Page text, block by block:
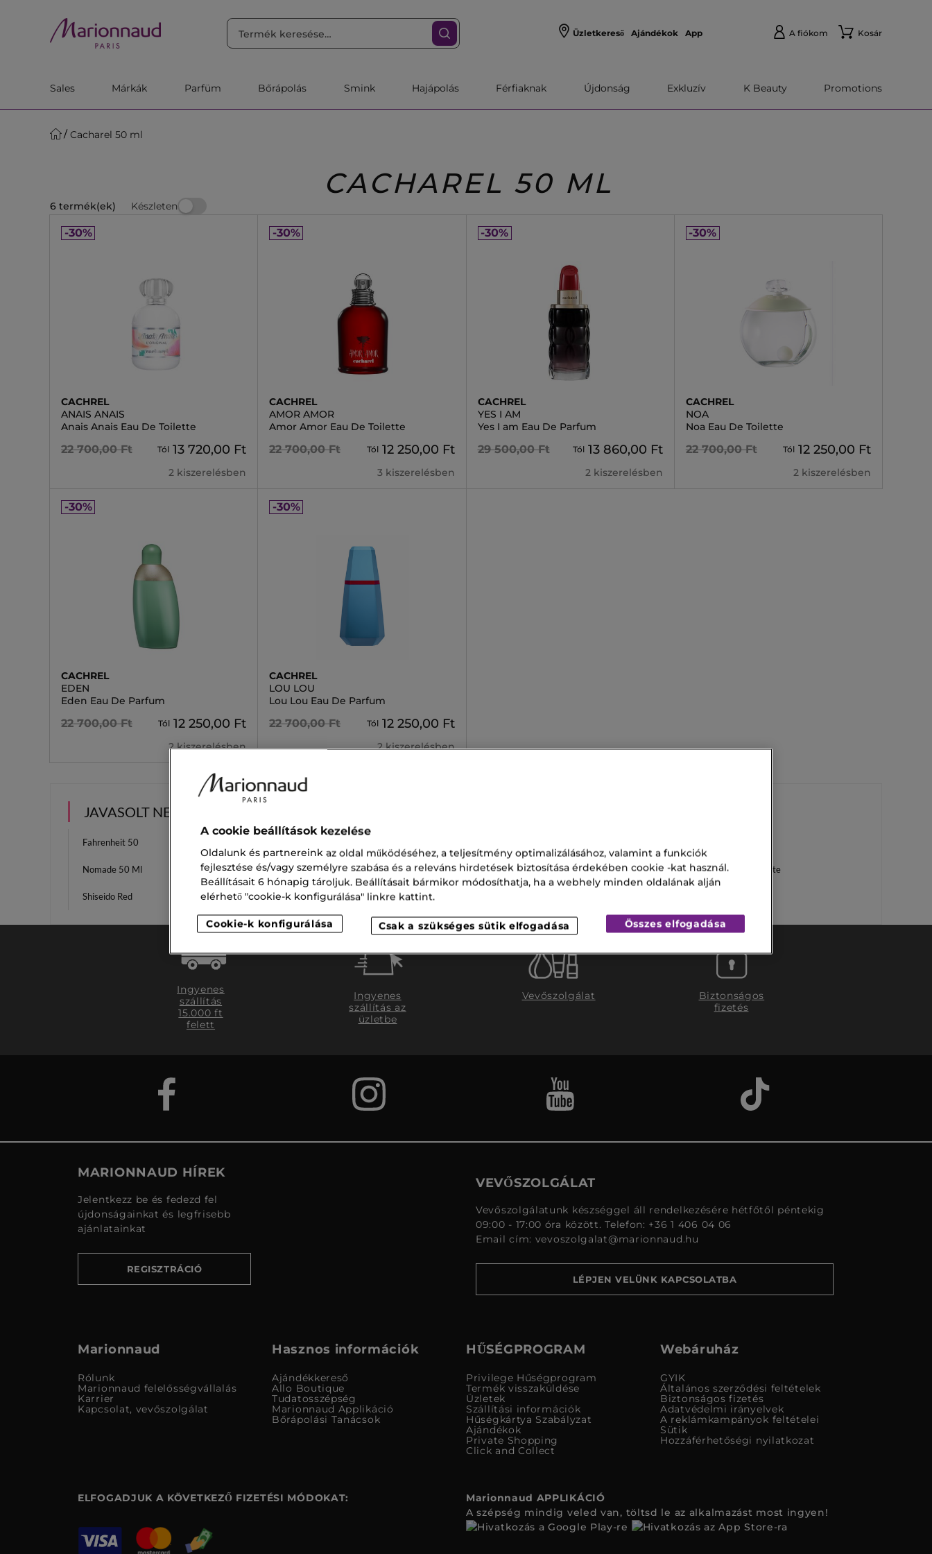
Üzletkereső Ajándékok App A fiókom Kosár
Sales Márkák Parfüm Bőrápolás Smink Hajápolás Férfiaknak Újdonság Exkluzív K Beauty Promotions
Cacharel 50 ml
CACHAREL 50 ML
6 termék(ek) Készleten
-30%
CACHREL
ANAIS ANAIS
Anais Anais Eau De Toilette
22 700,00 Ft Tól 13 720,00 Ft
2 kiszerelésben
-30%
CACHREL
AMOR AMOR
Amor Amor Eau De Toilette
22 700,00 Ft Tól 12 250,00 Ft
3 kiszerelésben
-30%
CACHREL
YES I AM
Yes I am Eau De Parfum
29 500,00 Ft Tól 13 860,00 Ft
2 kiszerelésben
-30%
CACHREL
NOA
Noa Eau De Toilette
22 700,00 Ft Tól 12 250,00 Ft
2 kiszerelésben
-30%
CACHREL
EDEN
Eden Eau De Parfum
22 700,00 Ft Tól 12 250,00 Ft
2 kiszerelésben
-30%
CACHREL
LOU LOU
Lou Lou Eau De Parfum
22 700,00 Ft Tól 12 250,00 Ft
2 kiszerelésben
JAVASOLT NEKED
Fahrenheit 50
Nomade 50 Ml Libre Rouge Radiance Krém L'Homme Eau De Toilette
Shiseido Red Magie Noire Parfüm
Ingyenes
szállítás
15.000 ft
felett
Ingyenes
szállítás az
üzletbe
Vevőszolgálat
Biztonságos
fizetés
MARIONNAUD HÍREK
Jelentkezz be és fedezd fel
újdonságainkat és legfrisebb
ajánlatainkat
REGISZTRÁCIÓ
VEVŐSZOLGÁLAT
Vevőszolgálatunk készséggel áll rendelkezésére hétfőtől péntekig
09:00 - 17:00 óra között. Telefon: +36 1 406 04 06
Email cím: vevoszolgalat@marionnaud.hu
LÉPJEN VELÜNK KAPCSOLATBA
Marionnaud
Rólunk
Marionnaud felelősségvállalás
Karrier
Kapcsolat, vevőszolgálat
Hasznos információk
Ajándékkereső
Allo Boutique
Tudatosszépség
Marionnaud Applikáció
Bőrápolási Tanácsok
HŰSÉGPROGRAM
Privilege Hűségprogram
Termék visszaküldése
Üzletek
Szállítási információk
Hűségkártya Szabályzat
Ajándékok
Private Shopping
Click and Collect
Webáruház
GYIK
Általános szerződési feltételek
Biztonságos fizetés
Adatvédelmi irányelvek
A reklámkampányok feltételei
Sütik
Hozzáférhetőségi nyilatkozat
ELFOGADJUK A KÖVETKEZŐ FIZETÉSI MÓDOKAT:
Marionnaud APPLIKÁCIÓ
A szépség mindig veled van, töltsd le az alkalmazást most ingyen!
A cookie beállítások kezelése
Oldalunk és partnereink az oldal működéséhez, a teljesítmény optimalizálásához, valamint a funkciók
fejlesztése és/vagy személyre szabása és a releváns hirdetések biztosítása érdekében cookie -kat használ.
Beállításait 6 hónapig tároljuk. Beállításait bármikor módosíthatja, ha a webhely minden oldalának alján
elérhető "cookie-k konfigurálása" linkre kattint.
Cookie-k konfigurálása Csak a szükséges sütik elfogadása Összes elfogadása